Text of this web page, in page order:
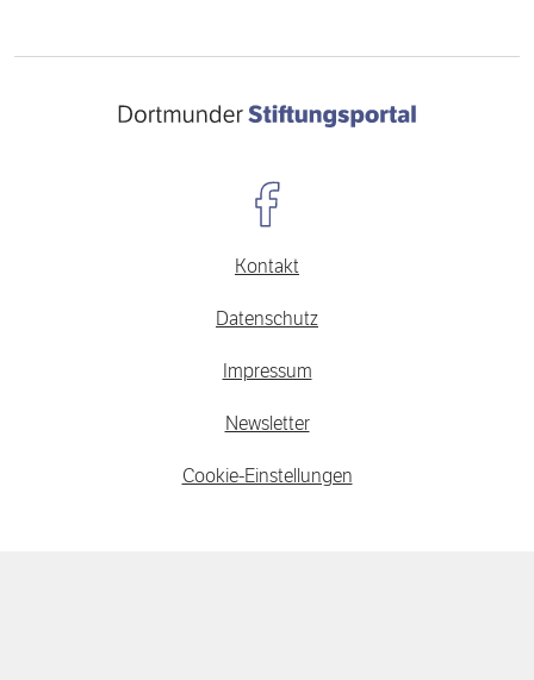
Kontakt
Datenschutz
Impressum
Newsletter
Cookie-Einstellungen